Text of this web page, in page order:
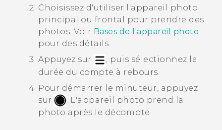
Choisissez d'utiliser l'appareil photo
principal ou frontal pour prendre des
photos. Voir Bases de l'appareil photo
pour des détails.
Appuyez sur
, puis sélectionnez la
durée du compte à rebours.
Pour démarrer le minuteur, appuyez
sur
L'appareil photo prend la
photo après le décompte.